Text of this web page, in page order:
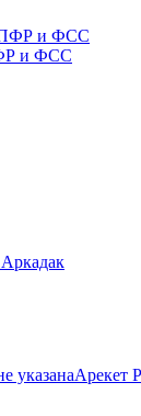
и ФСС
указанаАрекет